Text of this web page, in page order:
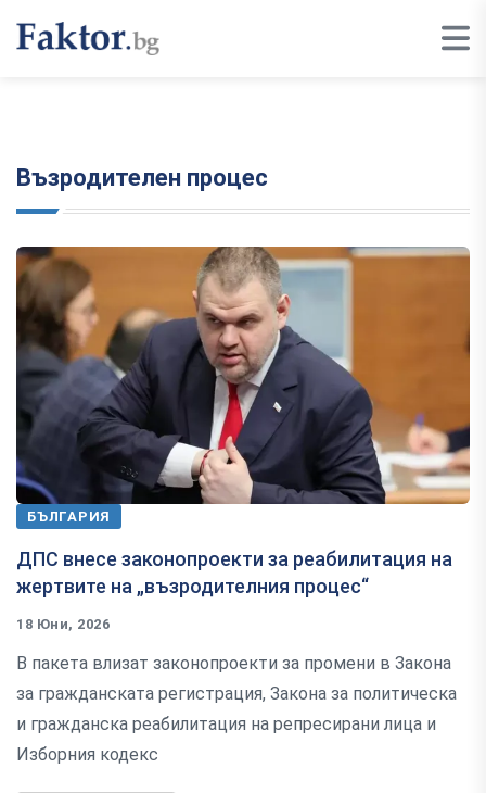
Възродителен процес
БЪЛГАРИЯ
ДПС внесе законопроекти за реабилитация на
жертвите на „възродителния процес“
18 Юни, 2026
В пакета влизат законопроекти за промени в Закона
за гражданската регистрация, Закона за политическа
и гражданска реабилитация на репресирани лица и
Изборния кодекс